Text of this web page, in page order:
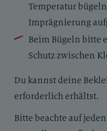
Temperatur
Imprägnierung
Beim Bügeln bitte
Schutz zwischen
Du kannst deine
erforderlich erhältst.
Bitte beachte auf